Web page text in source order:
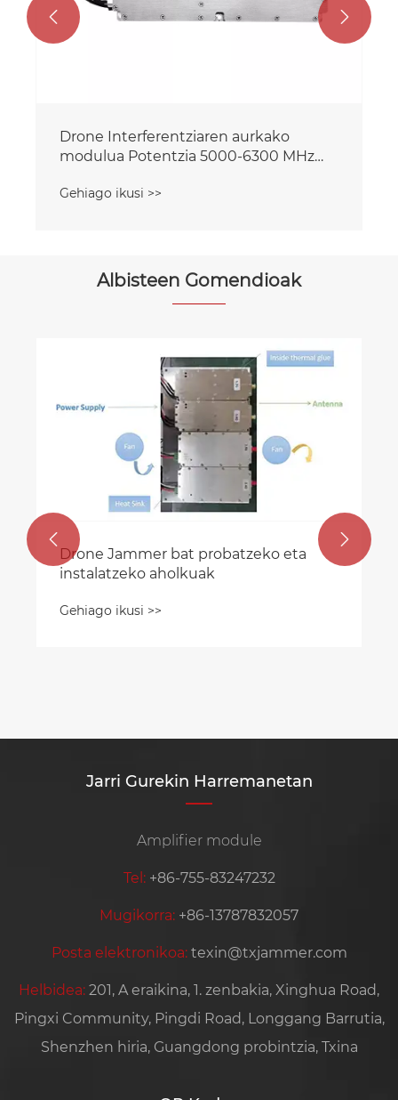
Drone Interferentziaren aurkako
modulua Potentzia 5000-6300 MHz
Gehiago ikusi >>
 
Albisteen Gomendioak
Drone Jammer bat probatzeko eta
instalatzeko aholkuak
Gehiago ikusi >>
 
Jarri Gurekin Harremanetan
Amplifier module
Tel: +86-755-83247232
Mugikorra: +86-13787832057
Posta elektronikoa: texin@txjammer.com
Helbidea: 201, A eraikina, 1. zenbakia, Xinghua Road,
Pingxi Community, Pingdi Road, Longgang Barrutia,
Shenzhen hiria, Guangdong probintzia, Txina